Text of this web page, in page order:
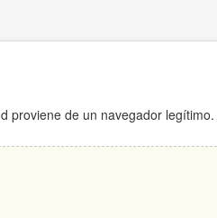
proviene de un navegador legítimo.